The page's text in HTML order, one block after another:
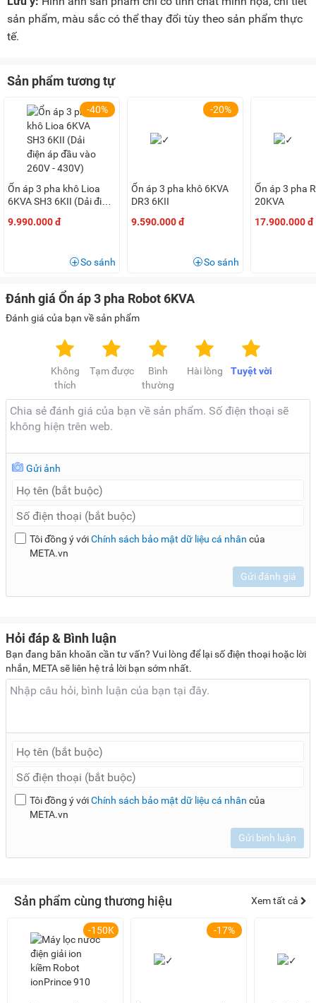
sản phẩm, màu sắc có thể thay đổi tùy theo sản phẩm thực
tế.
Sản phẩm tương tự
-40%
Ổn áp 3 pha khô Lioa
6KVA SH3 6KII (Dải điện
9.990.000 đ
So sánh
-20%
Ổn áp 3 pha khô 6KVA
DR3 6KII
9.590.000 đ
So sánh
Ổn áp 3 pha
20KVA
17.900.000 đ
Đánh giá Ổn áp 3 pha Robot 6KVA
Đánh giá của bạn về sản phẩm
Tuyệt vời
Hài lòng
Bình
thường
Tạm được
Không
thích
Gửi ảnh
Tôi đồng ý vớiChính sách bảo mật dữ liệu cá nhân của
META.vn
Gửi đánh giá
Hỏi đáp & Bình luận
Bạn đang băn khoăn cần tư vấn? Vui lòng để lại số điện thoại hoặc lời
nhắn, META sẽ liên hệ trả lời bạn sớm nhất.
Tôi đồng ý vớiChính sách bảo mật dữ liệu cá nhân của
META.vn
Gửi bình luận
Sản phẩm cùng thương hiệu Xem tất cả
-150K -17%